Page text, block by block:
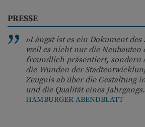
PRESSE
»Längst ist es ein Dokument des
weil es nicht nur die Neubauten
freundlich präsentiert, sondern
die Wunden der
Zeugnis ab über die Gestaltung
und die Qualität eines
HAMBURGER ABENDBLATT